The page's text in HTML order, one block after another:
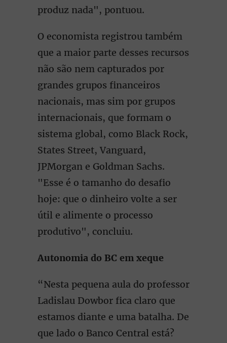
produz nada", pontuou.
O economista registrou também
que a maior parte desses recursos
não são nem capturados por
grandes grupos financeiros
nacionais, mas sim por grupos
internacionais, que formam o
sistema global, como Black Rock,
States Street, Vanguard,
JPMorgan e Goldman Sachs.
"Esse é o tamanho do desafio
hoje: que o dinheiro volte a ser
útil e alimente o processo
produtivo", concluiu.
Autonomia do BC em xeque
“Nesta pequena aula do professor
Ladislau Dowbor fica claro que
estamos diante e uma batalha. De
que lado o Banco Central está?